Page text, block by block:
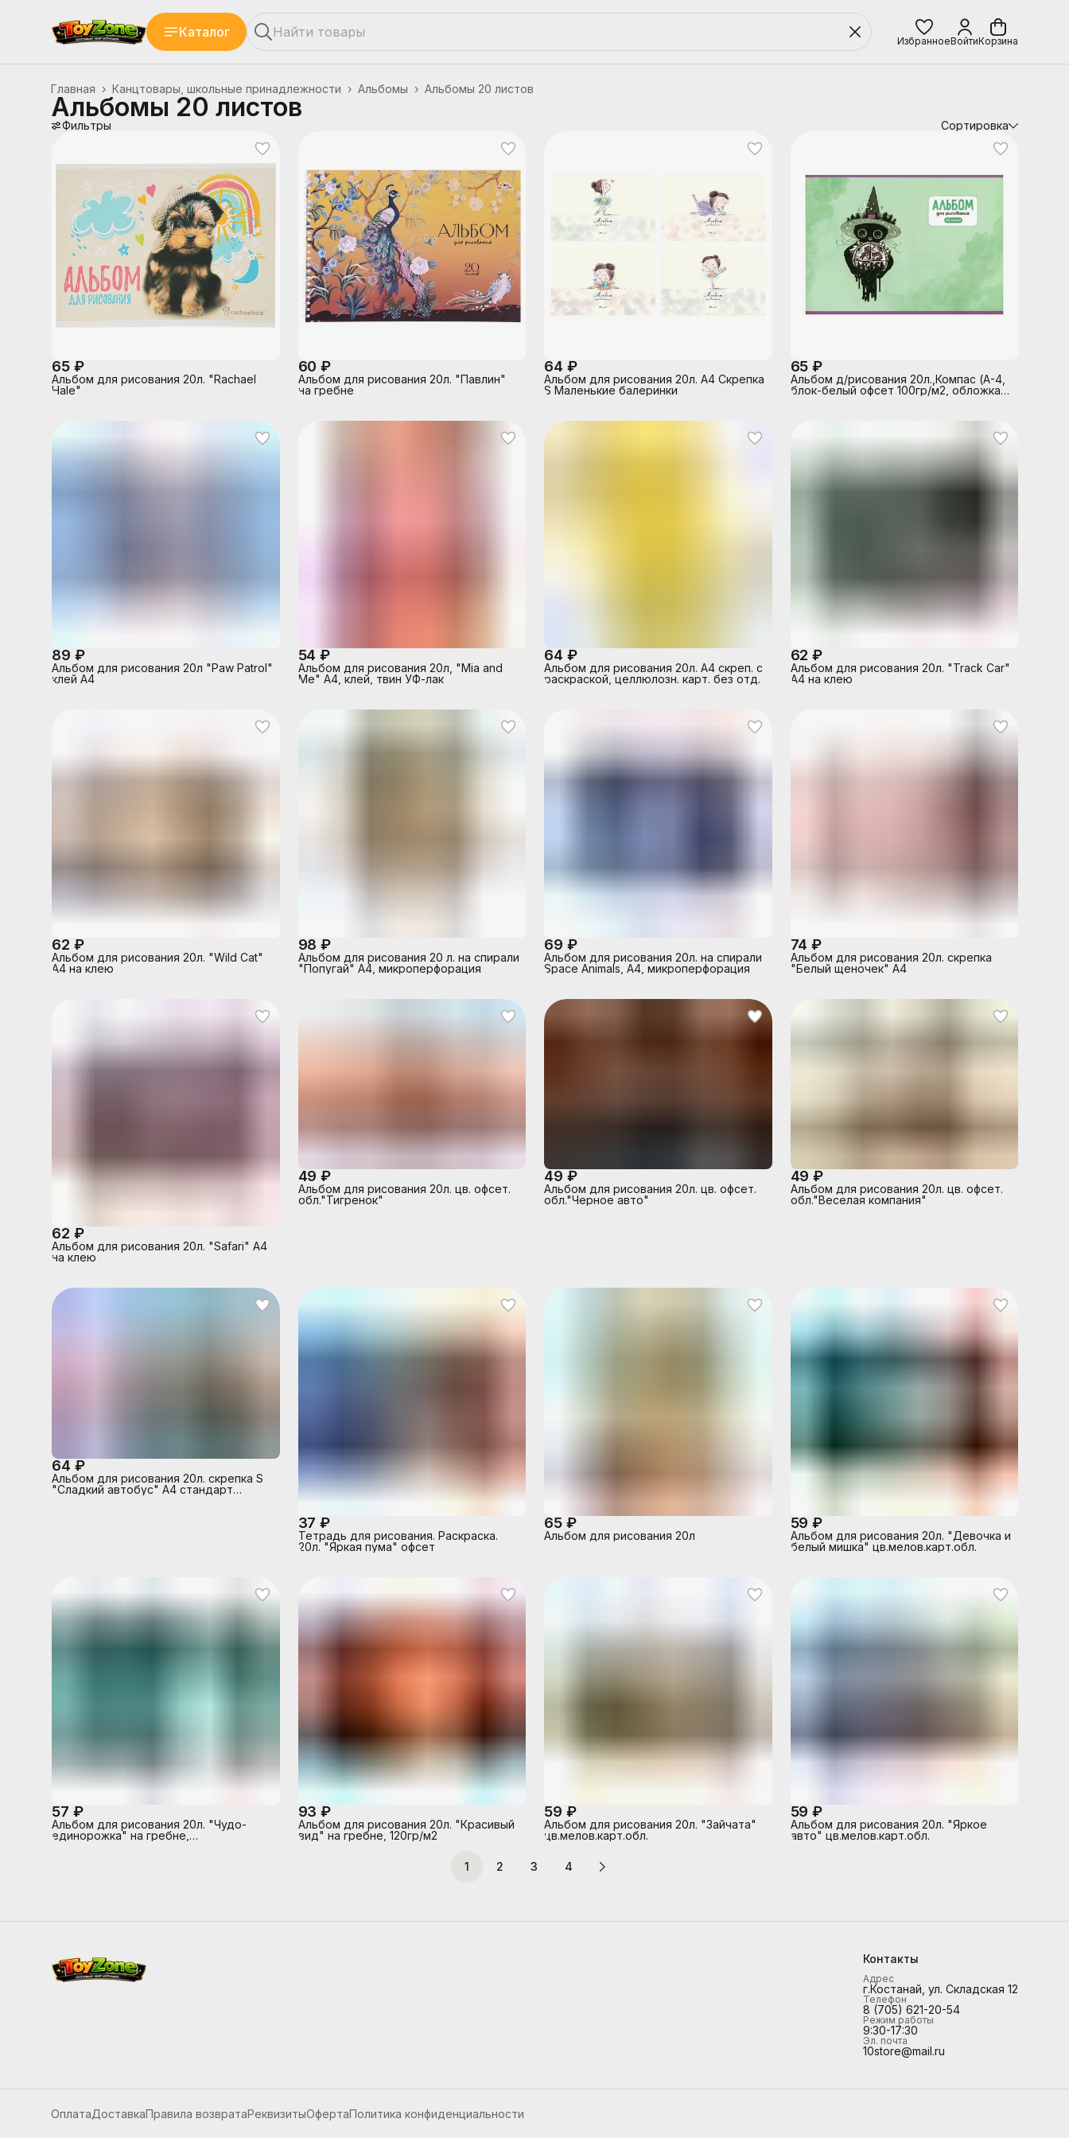
Каталог
ИзбранноеВойтиКорзина
Альбомы 20 листов
Альбомы ›
Канцтовары, школьные принадлежности ›
Главная ›
Альбомы 20 листов
Фильтры Сортировка
65 ₽
Альбом для рисования 20л. "Rachael
Hale"
60 ₽
Альбом для рисования 20л. "Павлин"
на гребне
64 ₽
Альбом для рисования 20л. А4 Скрепка
S Маленькие балеринки
65 ₽
Альбом д/рисования 20л.,Компас (А-4,
блок-белый офсет 100гр/м2, обложка -
89 ₽
Альбом для рисования 20л "Paw Patrol"
клей А4
54 ₽
Альбом для рисования 20л, "Mia and
Me" А4, клей, твин УФ-лак
64 ₽
Альбом для рисования 20л. А4 скреп. с
раскраской, целлюлозн. карт. без отд.
62 ₽
Альбом для рисования 20л. "Track Car"
А4 на клею
62 ₽
Альбом для рисования 20л. "Wild Cat"
А4 на клею
98 ₽
Альбом для рисования 20 л. на спирали
"Попугай" А4, микроперфорация
69 ₽
Альбом для рисования 20л. на спирали
Space Animals, А4, микроперфорация
74 ₽
Альбом для рисования 20л. скрепка
"Белый щеночек" А4
62 ₽
Альбом для рисования 20л. "Safari" А4
на клею
49 ₽
Альбом для рисования 20л. цв. офсет.
обл."Тигренок"
49 ₽
Альбом для рисования 20л. цв. офсет.
обл."Черное авто"
49 ₽
Альбом для рисования 20л. цв. офсет.
обл."Веселая компания"
64 ₽
Альбом для рисования 20л. скрепка S
"Сладкий автобус" А4 стандарт
37 ₽
Тетрадь для рисования. Раскраска.
20л. "Яркая пума" офсет
65 ₽
Альбом для рисования 20л
59 ₽
Альбом для рисования 20л. "Девочка и
белый мишка" цв.мелов.карт.обл.
57 ₽
Альбом для рисования 20л. "Чудо-
единорожка" на гребне,
93 ₽
Альбом для рисования 20л. "Красивый
вид" на гребне, 120гр/м2
59 ₽
Альбом для рисования 20л. "Зайчата"
цв.мелов.карт.обл.
59 ₽
Альбом для рисования 20л. "Яркое
авто" цв.мелов.карт.обл.
1 2 3 4
Контакты
Адрес
г.Костанай, ул. Складская 12
Телефон
8 (705) 621-20-54
Режим работы
9:30-17:30
Эл. почта
10store@mail.ru
ОплатаДоставкаПравила возвратаРеквизитыОфертаПолитика конфиденциальности